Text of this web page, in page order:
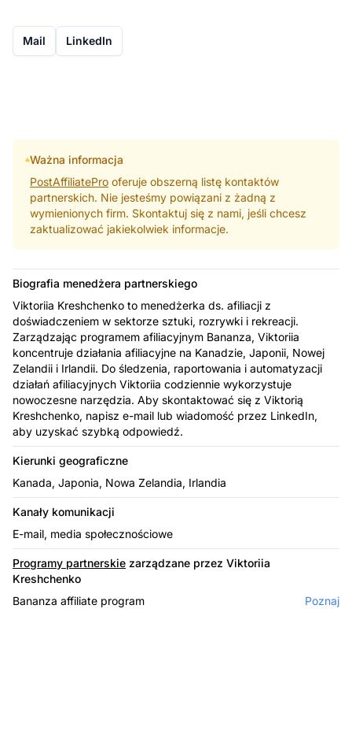
Mail LinkedIn
Ważna informacja
PostAffiliatePro oferuje obszerną listę kontaktów
partnerskich. Nie jesteśmy powiązani z żadną z
wymienionych firm. Skontaktuj się z nami, jeśli chcesz
zaktualizować jakiekolwiek informacje.
Biografia menedżera partnerskiego
Viktoriia Kreshchenko to menedżerka ds. afiliacji z
doświadczeniem w sektorze sztuki, rozrywki i rekreacji.
Zarządzając programem afiliacyjnym Bananza, Viktoriia
koncentruje działania afiliacyjne na Kanadzie, Japonii, Nowej
Zelandii i Irlandii. Do śledzenia, raportowania i automatyzacji
działań afiliacyjnych Viktoriia codziennie wykorzystuje
nowoczesne narzędzia. Aby skontaktować się z Viktorią
Kreshchenko, napisz e-mail lub wiadomość przez LinkedIn,
aby uzyskać szybką odpowiedź.
Kierunki geograficzne
Kanada, Japonia, Nowa Zelandia, Irlandia
Kanały komunikacji
E-mail, media społecznościowe
Programy partnerskie zarządzane przez Viktoriia
Kreshchenko
Bananza affiliate program
Poznaj